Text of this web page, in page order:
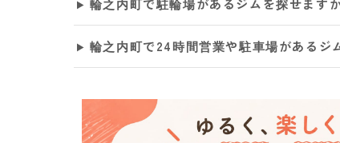
輪之内町で駐輪場があるジムを探せます
輪之内町で24時間営業や駐車場があるジ